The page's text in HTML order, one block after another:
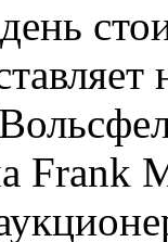
Frank